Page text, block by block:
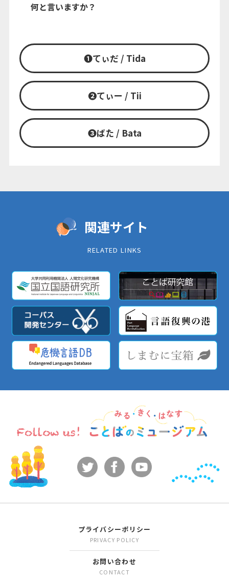
何と言いますか？
❶てぃだ / Tida
❷てぃー / Tii
❸ばた / Bata
関連サイト
RELATED LINKS
プライバシーポリシー
PRIVACY POLICY
お問い合わせ
CONTACT